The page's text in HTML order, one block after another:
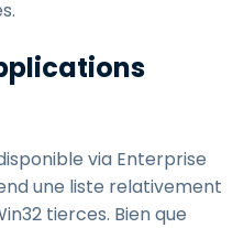
via Enterprise
une liste relativement
tierces. Bien que